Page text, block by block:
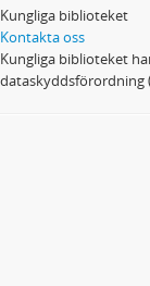
Kungliga biblioteket
Kontakta oss
Kungliga biblioteket
dataskyddsförordning